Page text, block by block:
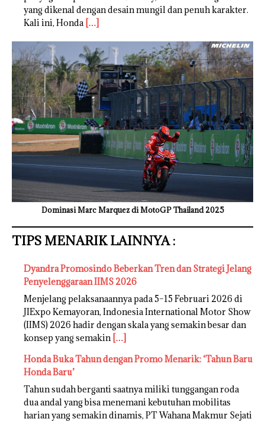
yang dikenal dengan desain mungil dan penuh karakter.
Kali ini, Honda […]
Dominasi Marc Marquez di MotoGP Thailand 2025
TIPS MENARIK LAINNYA :
Dyandra Promosindo Beberkan Tren dan Strategi Jelang
Penyelenggaraan IIMS 2026
Menjelang pelaksanaannya pada 5–15 Februari 2026 di
JIExpo Kemayoran, Indonesia International Motor Show
(IIMS) 2026 hadir dengan skala yang semakin besar dan
konsep yang semakin […]
Honda Buka Tahun dengan Promo Menarik: ‘Tahun Baru
Honda Baru’
Tahun sudah berganti saatnya miliki tunggangan roda
dua andal yang bisa menemani kebutuhan mobilitas
harian yang semakin dinamis, PT Wahana Makmur Sejati